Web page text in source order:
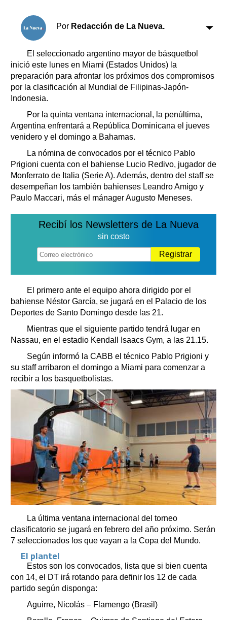
Horóscopo
Suplementos
Servicios
Transportes
Loterías
Datos Útiles
Edictos
Teléfonos de urgencia
Por Redacción de La Nueva.
El seleccionado argentino mayor de básquetbol
inició este lunes en Miami (Estados Unidos) la
preparación para afrontar los próximos dos compromisos
por la clasificación al Mundial de Filipinas-Japón-
Indonesia.
Por la quinta ventana internacional, la penúltima,
Argentina enfrentará a República Dominicana el jueves
venidero y el domingo a Bahamas.
La nómina de convocados por el técnico Pablo
Prigioni cuenta con el bahiense Lucio Redivo, jugador de
Monferrato de Italia (Serie A). Además, dentro del staff se
desempeñan los también bahienses Leandro Amigo y
Paulo Maccari, más el mánager Augusto Meneses.
Recibí los Newsletters de La Nueva
sin costo
Registrar
El primero ante el equipo ahora dirigido por el
bahiense Néstor García, se jugará en el Palacio de los
Deportes de Santo Domingo desde las 21.
Mientras que el siguiente partido tendrá lugar en
Nassau, en el estadio Kendall Isaacs Gym, a las 21.15.
Según informó la CABB el técnico Pablo Prigioni y
su staff arribaron el domingo a Miami para comenzar a
recibir a los basquetbolistas.
La última ventana internacional del torneo
clasificatorio se jugará en febrero del año próximo. Serán
7 seleccionados los que vayan a la Copa del Mundo.
El plantel
Estos son los convocados, lista que si bien cuenta
con 14, el DT irá rotando para definir los 12 de cada
partido según disponga:
Aguirre, Nicolás – Flamengo (Brasil)